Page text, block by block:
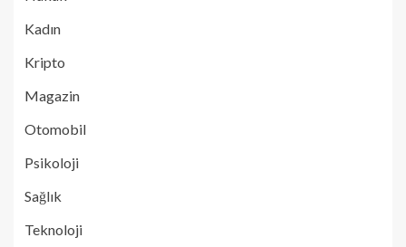
Kadın
Kripto
Magazin
Otomobil
Psikoloji
Sağlık
Teknoloji